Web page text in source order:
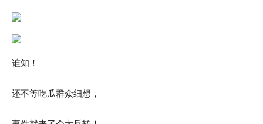
谁知！
还不等吃瓜群众细想，